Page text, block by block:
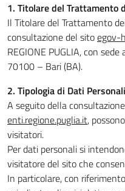
1. Titolare del Trattamento
Il Titolare del Trattamento
consultazione del sitoegov-
REGIONE PUGLIA, con
70100 – Bari (BA).
2. Tipologia di Dati
A seguito della
enti.regione.puglia.it,
visitatori.
Per dati personali si
visitatore del sito che
In particolare, con